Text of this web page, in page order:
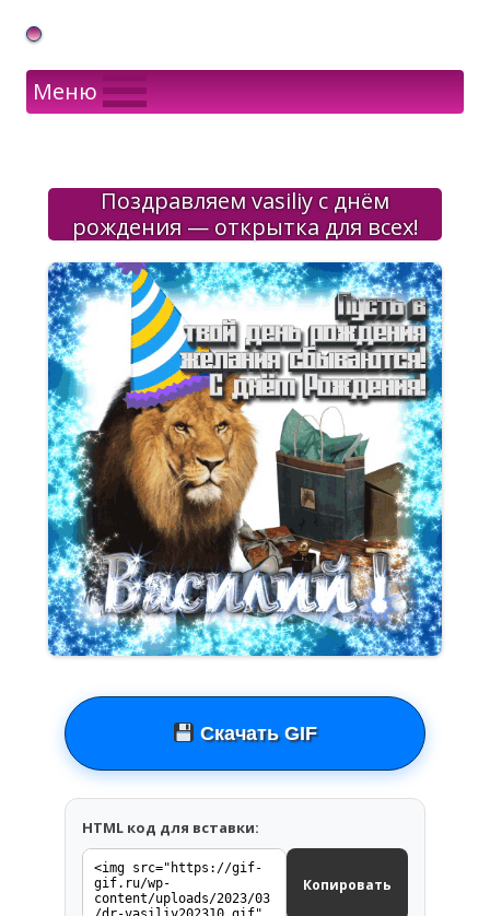
Gif Открытки в подарок
Меню
Поздравляем vasiliy с днём
рождения — открытка для всех!
Скачать GIF
HTML код для вставки:
Копировать